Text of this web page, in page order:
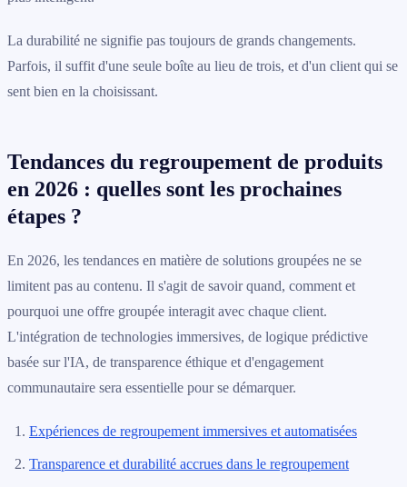
La durabilité ne signifie pas toujours de grands changements.
Parfois, il suffit d'une seule boîte au lieu de trois, et d'un client qui se
sent bien en la choisissant.
Tendances du regroupement de produits
en 2026 : quelles sont les prochaines
étapes ?
En 2026, les tendances en matière de solutions groupées ne se
limitent pas au contenu. Il s'agit de savoir quand, comment et
pourquoi une offre groupée interagit avec chaque client.
L'intégration de technologies immersives, de logique prédictive
basée sur l'IA, de transparence éthique et d'engagement
communautaire sera essentielle pour se démarquer.
Expériences de regroupement immersives et automatisées
Transparence et durabilité accrues dans le regroupement